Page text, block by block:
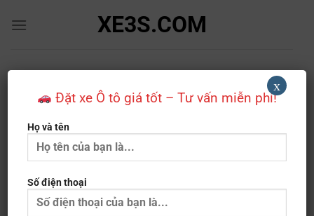
qua
XE3S.COM
SẢN PHẨM LOẠI XE
HATCHBACK
LỌC
Đặt xe Ô tô giá tốt – Tư vấn miễn phí!
Họ và tên
Số điện thoại
x